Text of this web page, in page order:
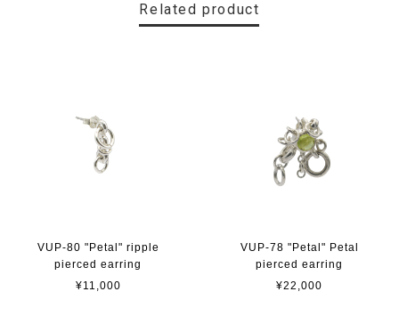
Related product
VUP-80 "Petal" ripple
pierced earring
¥11,000
VUP-78 "Petal" Petal
pierced earring
¥22,000